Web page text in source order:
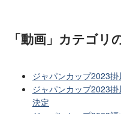
「動画」カテゴリ
ジャパンカップ2023
ジャパンカップ2023
決定